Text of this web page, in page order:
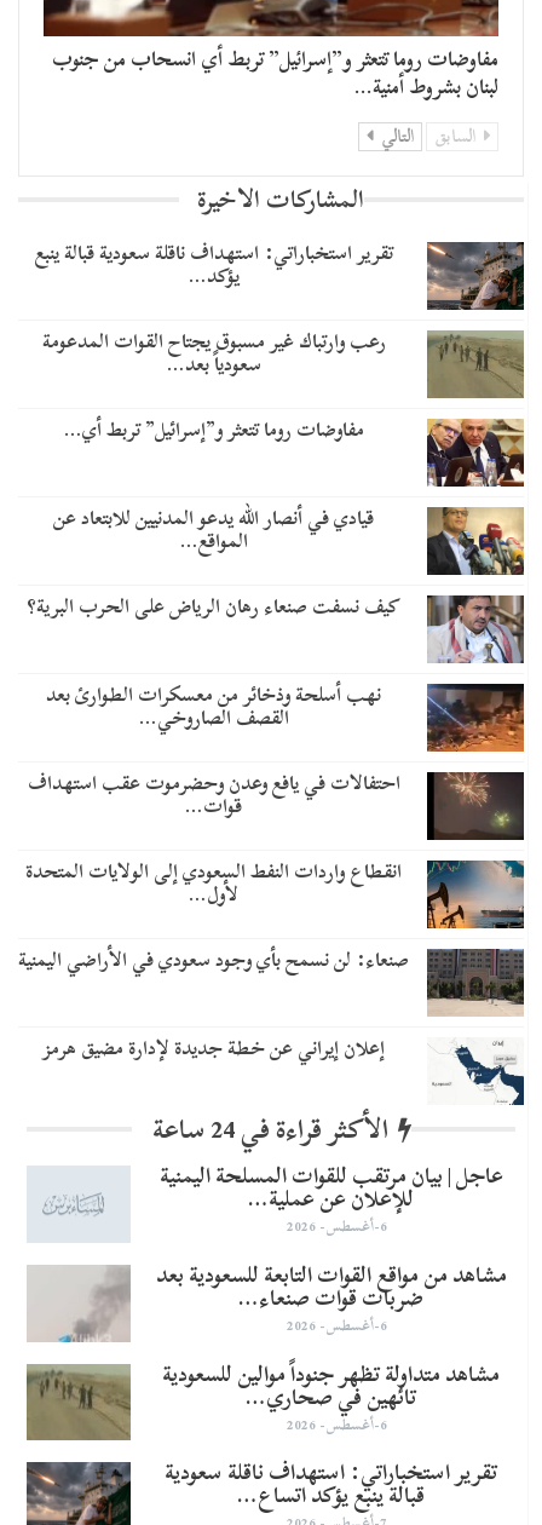
مفاوضات روما تتعثر و”إسرائيل” تربط أي انسحاب من جنوب
لبنان بشروط أمنية…
السابق التالي
المشاركات الاخيرة
تقرير استخباراتي: استهداف ناقلة سعودية قبالة ينبع
يؤكد…
رعب وارتباك غير مسبوق يجتاح القوات المدعومة
سعودياً بعد…
مفاوضات روما تتعثر و”إسرائيل” تربط أي…
قيادي في أنصار الله يدعو المدنيين للابتعاد عن
المواقع…
كيف نسفت صنعاء رهان الرياض على الحرب البرية؟
نهب أسلحة وذخائر من معسكرات الطوارئ بعد
القصف الصاروخي…
احتفالات في يافع وعدن وحضرموت عقب استهداف
قوات…
انقطاع واردات النفط السعودي إلى الولايات المتحدة
لأول…
صنعاء: لن نسمح بأي وجود سعودي في الأراضي اليمنية
إعلان إيراني عن خطة جديدة لإدارة مضيق هرمز
الأكثر قراءة في 24 ساعة
عاجل | بيان مرتقب للقوات المسلحة اليمنية
للإعلان عن عملية…
6-أغسطس- 2026
مشاهد من مواقع القوات التابعة للسعودية بعد
ضربات قوات صنعاء…
6-أغسطس- 2026
مشاهد متداولة تظهر جنوداً موالين للسعودية
تائهين في صحاري…
6-أغسطس- 2026
تقرير استخباراتي: استهداف ناقلة سعودية
قبالة ينبع يؤكد اتساع…